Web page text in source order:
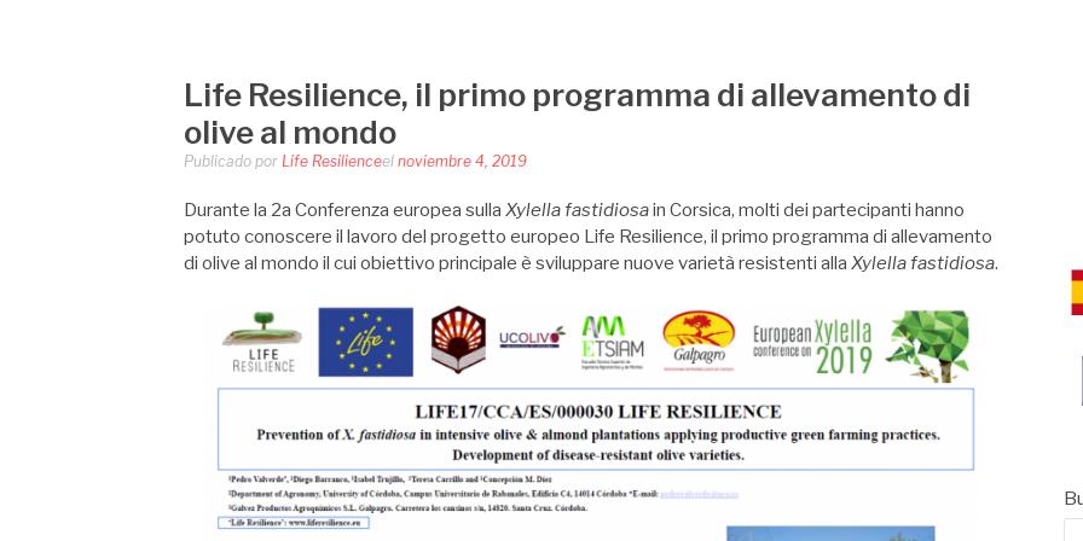
Life Resilience, il primo programma di allevamento di
olive al mondo
Publicado por Life Resilienceel noviembre 4, 2019
Durante la 2a Conferenza europea sulla Xylella fastidiosain Corsica, molti dei partecipanti hanno
potuto conoscere il lavoro del progetto europeo Life Resilience, il primo programma di allevamento
di olive al mondo il cui obiettivo principale è sviluppare nuove varietà resistenti alla Xylella fastidiosa.